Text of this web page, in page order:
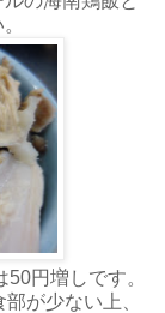
円増しです。
が少ない上、